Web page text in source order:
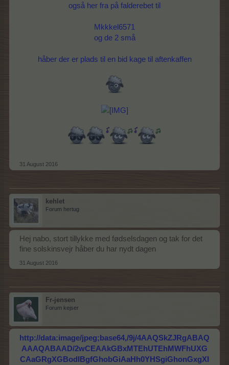
også her fra på falderebet til
Mkkkel6571
og de 2 små
håber der er plads til en bid kage til aftenkaffen
31 August 2016
kehlet
Forum hertug
Hej nabo, stort tillykke med fødselsdagen og tak for det
fine solskinsvejr håber du har nydt dagen
31 August 2016
Fr-jensen
Forum kejser
http://data:image/jpeg;base64,/9j/4AAQSkZJRgABAQ
AAAQABAAD/2wCEAAkGBxMTEhUTEhMWFhUXG
CAaGRgXGBodIBgfGhobGiAaHh0YHSgiGhonGxgXI